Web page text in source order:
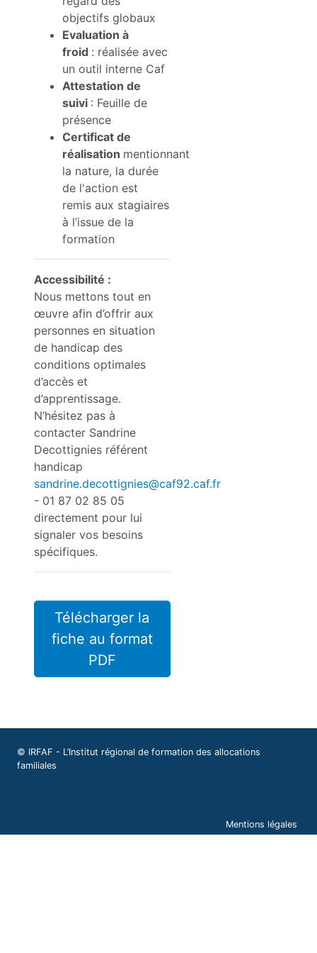
objectifs globaux
Evaluation à
froid : réalisée avec
un outil interne Caf
Attestation de
suivi : Feuille de
présence
Certificat de
réalisation mentionnant
la nature, la durée
de l'action est
remis aux stagiaires
à l’issue de la
formation
Accessibilité :
Nous mettons tout en
œuvre afin d’offrir aux
personnes en situation
de handicap des
conditions optimales
d’accès et
d’apprentissage.
N’hésitez pas à
contacter Sandrine
Decottignies référent
handicap
sandrine.decottignies@caf92.caf.fr
- 01 87 02 85 05
directement pour lui
signaler vos besoins
spécifiques.
Télécharger la
fiche au format
PDF
© IRFAF - L’Institut régional de formation des allocations
familiales
Mentions légales